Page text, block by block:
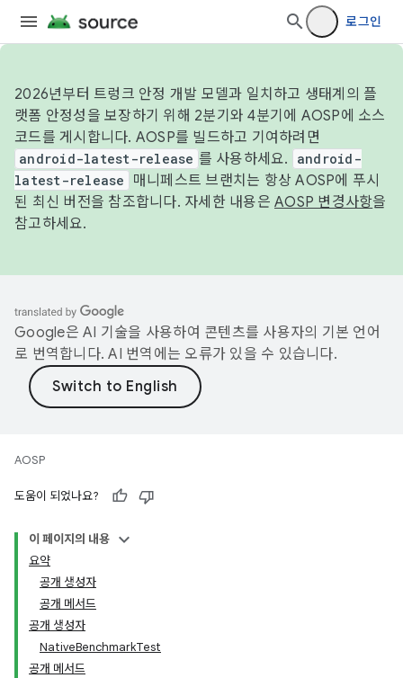
로그인
2026년부터 트렁크 안정 개발 모델과 일치하고 생태계의 플
랫폼 안정성을 보장하기 위해 2분기와 4분기에 AOSP에 소스
코드를 게시합니다. AOSP를 빌드하고 기여하려면
android-latest-release 를 사용하세요.
android-
latest-release
매니페스트 브랜치는 항상 AOSP에 푸시
된 최신 버전을 참조합니다. 자세한 내용은 AOSP 변경사항을
참고하세요.
Google은 AI 기술을 사용하여 콘텐츠를 사용자의 기본 언어
로 번역합니다. AI 번역에는 오류가 있을 수 있습니다.
AOSP
도움이 되었나요?
이 페이지의 내용
요약
공개 생성자
공개 메서드
공개 생성자
NativeBenchmarkTest
공개 메서드